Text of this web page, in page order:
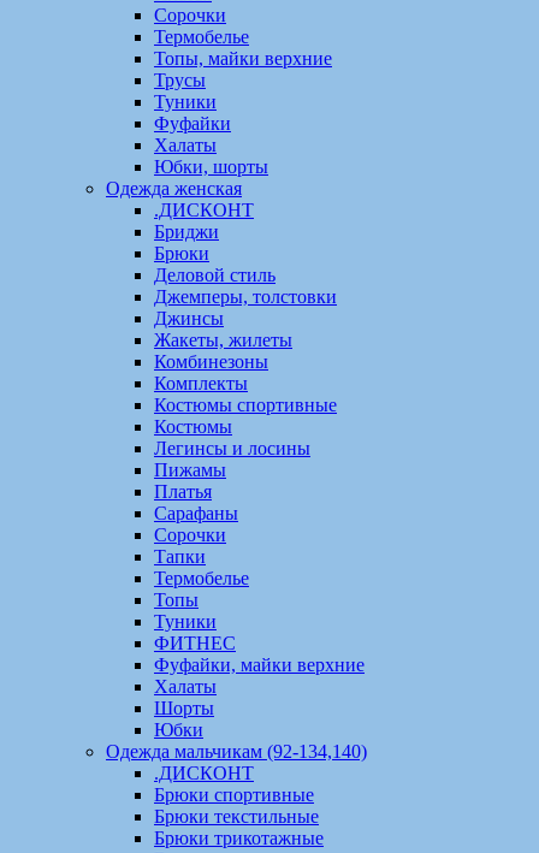
Сорочки
Термобелье
Топы, майки верхние
Трусы
Туники
Фуфайки
Халаты
Юбки, шорты
Одежда женская
.ДИСКОНТ
Бриджи
Брюки
Деловой стиль
Джемперы, толстовки
Джинсы
Жакеты, жилеты
Комбинезоны
Комплекты
Костюмы спортивные
Костюмы
Легинсы и лосины
Пижамы
Платья
Сарафаны
Сорочки
Тапки
Термобелье
Топы
Туники
ФИТНЕС
Фуфайки, майки верхние
Халаты
Шорты
Юбки
Одежда мальчикам (92-134,140)
.ДИСКОНТ
Брюки спортивные
Брюки текстильные
Брюки трикотажные